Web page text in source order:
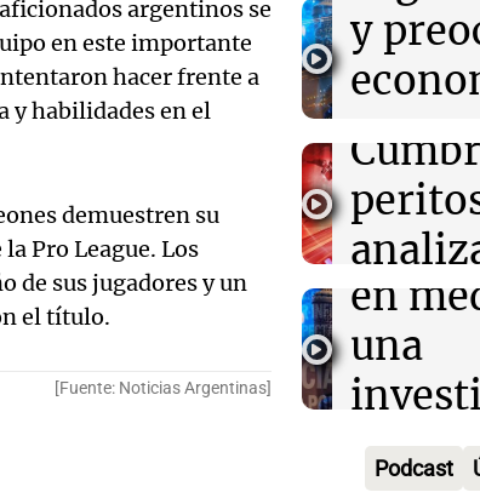
argentinos se
en este importante
hacer frente a
y habilidades en el
demuestren su
Pro League. Los
de sus jugadores y un
el título.
[Fuente: Noticias Argentinas]
16:08 Viva la Radio
Día
mitos,
producir
Panorama
Episodios
y
en un
de
Panorama
Episodios
en
Óscar
Episodios
Audio.
en
una
por
Audio.
pareja
venta
Audio.
Podcast